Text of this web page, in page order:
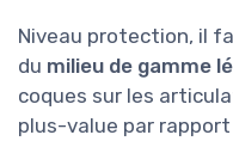
Niveau protection, il
du milieu de gamme
coques sur les
plus-value par